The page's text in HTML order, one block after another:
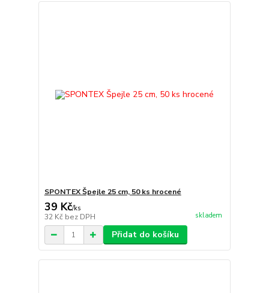
SPONTEX Špejle 25 cm, 50 ks hrocené
39 Kč/ks
32 Kč bez DPH skladem
Přidat do košíku